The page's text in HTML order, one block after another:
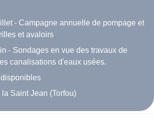
- Campagne annuelle de pompage et
et avaloirs
- Sondages en vue des travaux de
canalisations d'eaux usées.
Saint Jean (Torfou)